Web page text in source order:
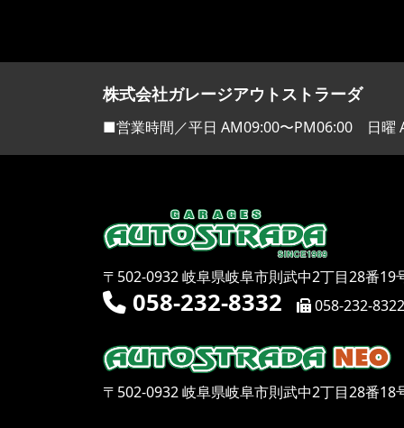
株式会社ガレージアウトストラーダ
■営業時間／平日 AM09:00〜PM06:00 日曜
〒502-0932 岐阜県岐阜市則武中2丁目28番19
058-232-8332 058-232-8322
〒502-0932 岐阜県岐阜市則武中2丁目28番18